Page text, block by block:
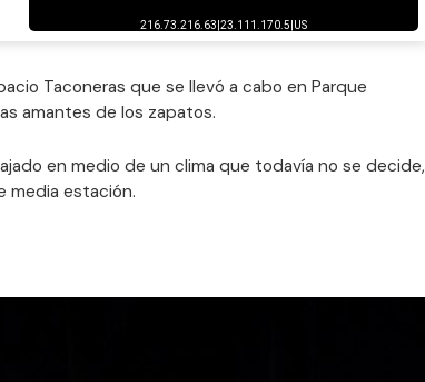
Taconeras que se llevó a cabo en Parque
amantes de los zapatos.
en medio de un clima que todavía no se decide,
media estación.